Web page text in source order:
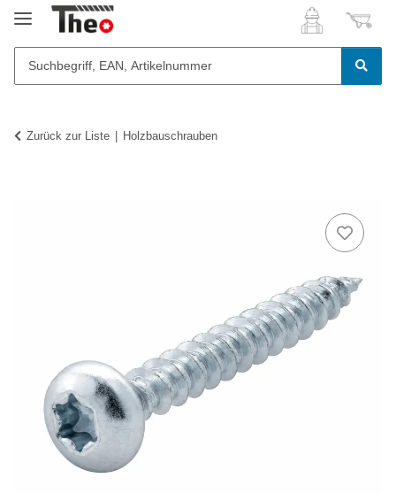
Zurück zur Liste Holzbauschrauben